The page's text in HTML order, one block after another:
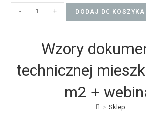
- + DODAJ DO KOSZYKA
Wzory
technicznej
m2 +
> Sklep